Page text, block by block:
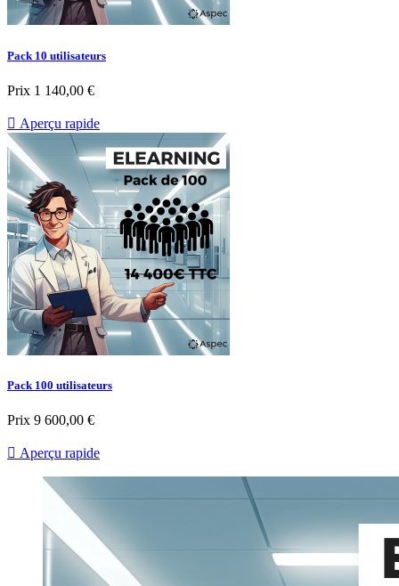
Pack 10 utilisateurs
Prix 1 140,00 €
 Aperçu rapide
Pack 100 utilisateurs
Prix 9 600,00 €
 Aperçu rapide